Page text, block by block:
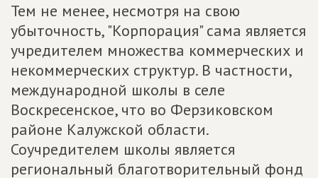
Тем не менее, несмотря на свою
убыточность, "Корпорация" сама является
учредителем множества коммерческих и
некоммерческих структур. В частности,
международной школы в селе
Воскресенское, что во Ферзиковском
районе Калужской области.
Соучредителем школы является
региональный благотворительный фонд